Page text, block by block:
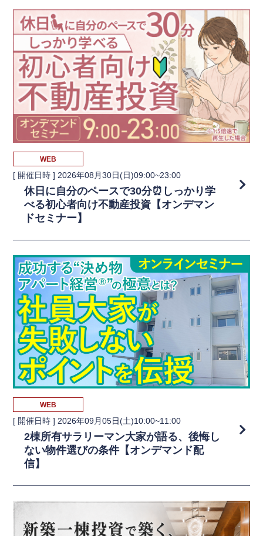
WEB
[ 開催日時 ] 2026年08月30日(日)09:00~23:00
休日に自分のペースで30分⏰しっかり学
べる初心者向け不動産投資【オンデマン
ドセミナー】
WEB
[ 開催日時 ] 2026年09月05日(土)10:00~11:00
2棟所有サラリーマン大家が語る、後悔し
ない物件選びの条件【オンデマンド配
信】